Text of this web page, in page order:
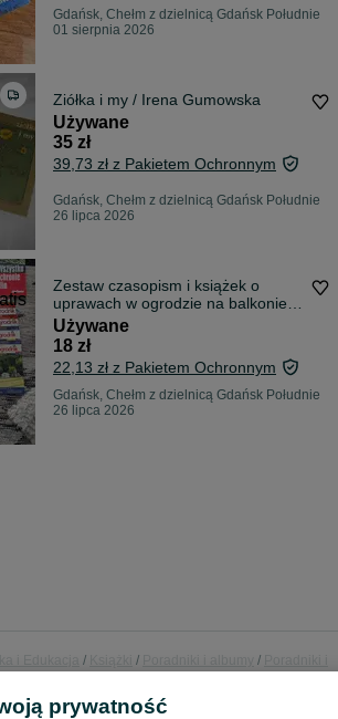
Gdańsk, Chełm z dzielnicą Gdańsk Południe
01 sierpnia 2026
Ziółka i my / Irena Gumowska
Używane
35 zł
39,73 zł z Pakietem Ochronnym
Gdańsk, Chełm z dzielnicą Gdańsk Południe
26 lipca 2026
Zestaw czasopism i książek o
uprawach w ogrodzie na balkonie
działkowiec
Używane
18 zł
22,13 zł z Pakietem Ochronnym
Gdańsk, Chełm z dzielnicą Gdańsk Południe
26 lipca 2026
prywatność